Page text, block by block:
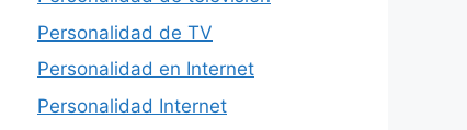
Personalidad de TV
Personalidad en Internet
Personalidad Internet